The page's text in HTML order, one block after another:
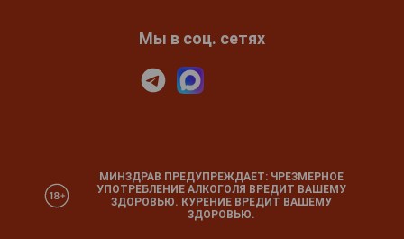
Мы в соц. сетях
МИНЗДРАВ ПРЕДУПРЕЖДАЕТ: ЧРЕЗМЕРНОЕ
УПОТРЕБЛЕНИЕ АЛКОГОЛЯ ВРЕДИТ ВАШЕМУ
ЗДОРОВЬЮ. КУРЕНИЕ ВРЕДИТ ВАШЕМУ
ЗДОРОВЬЮ.